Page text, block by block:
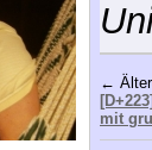
←
mit